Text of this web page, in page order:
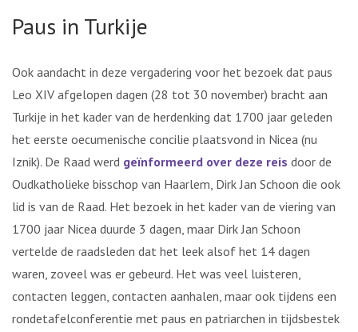
Paus in Turkije
Ook aandacht in deze vergadering voor het bezoek dat paus
Leo XIV afgelopen dagen (28 tot 30 november) bracht aan
Turkije in het kader van de herdenking dat 1700 jaar geleden
het eerste oecumenische concilie plaatsvond in Nicea (nu
Iznik). De Raad werd geïnformeerd over deze reis door de
Oudkatholieke bisschop van Haarlem, Dirk Jan Schoon die ook
lid is van de Raad. Het bezoek in het kader van de viering van
1700 jaar Nicea duurde 3 dagen, maar Dirk Jan Schoon
vertelde de raadsleden dat het leek alsof het 14 dagen
waren, zoveel was er gebeurd. Het was veel luisteren,
contacten leggen, contacten aanhalen, maar ook tijdens een
rondetafelconferentie met paus en patriarchen in tijdsbestek